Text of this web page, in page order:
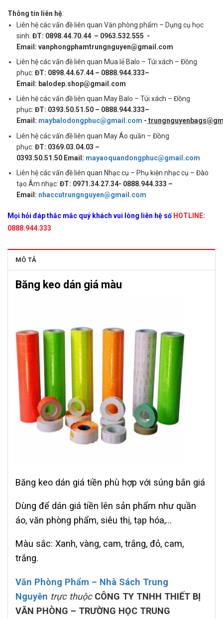
Thông tin liên hệ:
Liên hệ các vấn đề liên quan Văn phòng phẩm – Dụng cụ học
sinh:ĐT: 0898.44.70.44 – 0963.532.555 -
Email: vanphongphamtrungnguyen@gmail.com
Liên hệ các vấn đề liên quan Mua lẻ Balo – Túi xách – Đồng
phục:ĐT: 0898.44.67.44 – 0888.944.333–
Email: balodep.shop@gmail.com
Liên hệ các vấn đề liên quan May Balo – Túi xách – Đồng
phục:ĐT: 0393.50.51.50 – 0888.944.333–
Email: maybalodongphuc@gmail.com -
Liên hệ các vấn đề liên quan May Áo quần – Đồng
phục:ĐT: 0369.03.04.03 –
0393.50.51.50 Email: mayaoquandongphuc@gmail.com
Liên hệ các vấn đề liên quan Nhạc cụ – Phụ kiện nhạc cụ – Đào
tạo Âm nhạc:ĐT: 0971.34.27.34- 0888.944.333 –
Email: nhaccutrungnguyen@gmail.com
Mọi hỏi đáp thắc mắc quý khách vui lòng liên hệ số HOTLINE:
0888.944.333
MÔ TẢ
Băng keo dán giá màu
Băng keo dán giá tiền phù hợp với súng bắn giá
Dùng để dán giá tiền lên sản phẩm như quần
áo, văn phòng phẩm, siêu thị, tạp hóa,…
Màu sắc: Xanh, vàng, cam, trắng, đỏ, cam,
trắng.
Văn Phòng Phẩm – Nhà Sách Trung
Nguyên trực thuộc CÔNG TY TNHH THIẾT BỊ
VĂN PHÒNG – TRƯỜNG HỌC TRUNG